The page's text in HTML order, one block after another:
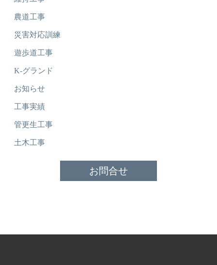
農道工事
災害対応訓練
遊歩道工事
K-グランド
お知らせ
工事実績
管更生工事
土木工事
お問合せ